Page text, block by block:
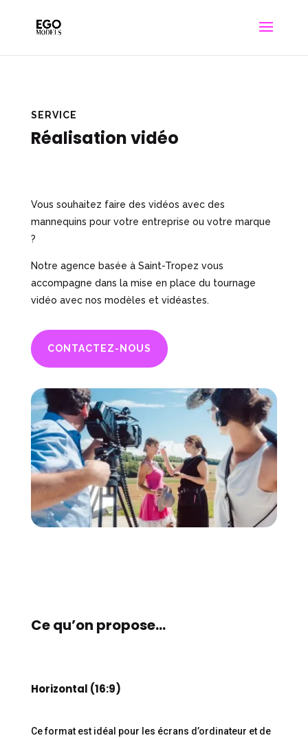
SERVICE
Réalisation vidéo
Vous souhaitez faire des vidéos avec des
mannequins pour votre entreprise ou votre marque
?
Notre agence basée à Saint-Tropez vous
accompagne dans la mise en place du tournage
vidéo avec nos modèles et vidéastes.
CONTACTEZ-NOUS
Ce qu’on propose…
Horizontal (16:9)
Ce format est idéal pour les écrans d’ordinateur et de